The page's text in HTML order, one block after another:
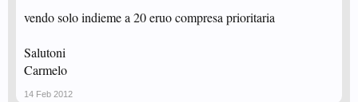
vendo solo indieme a 20 eruo compresa prioritaria
Salutoni
Carmelo
14 Feb 2012